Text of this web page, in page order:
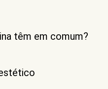
têm em comum?